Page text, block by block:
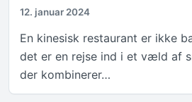
12. januar 2024
En kinesisk restaurant er ikke
det er en rejse ind i et væld af
der kombinerer…